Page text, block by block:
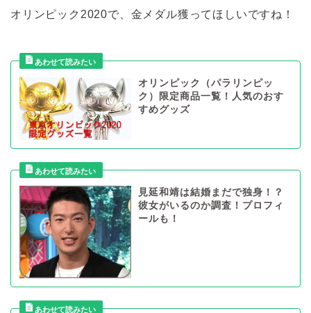
オリンピック2020で、金メダル獲ってほしいですね！
オリンピック（パラリンピッ
ク）限定商品一覧！人気のおす
すめグッズ
見延和靖は結婚まだで独身！？
彼女がいるのか調査！プロフィ
ールも！